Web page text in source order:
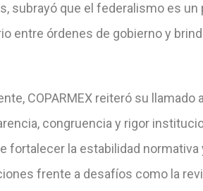
subrayó que el federalismo es un
entre órdenes de gobierno y
COPARMEX reiteró su
congruencia y rigor
fortalecer la estabilidad normativa
frente a desafíos como la